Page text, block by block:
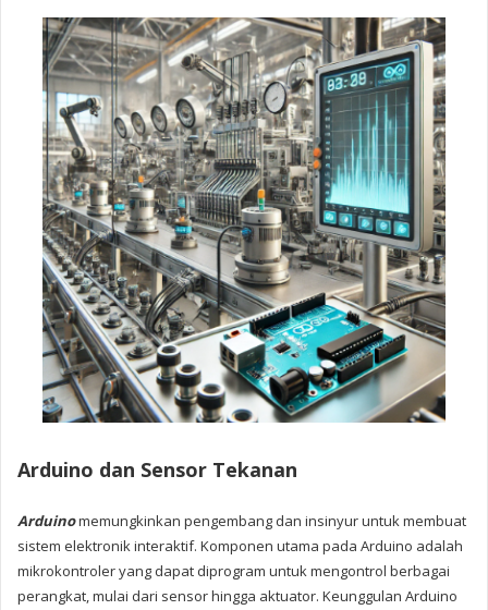
Arduino dan Sensor Tekanan
Arduinomemungkinkan pengembang dan insinyur untuk membuat
sistem elektronik interaktif. Komponen utama pada Arduino adalah
mikrokontroler yang dapat diprogram untuk mengontrol berbagai
perangkat, mulai dari sensor hingga aktuator. Keunggulan Arduino